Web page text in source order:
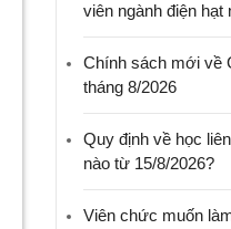
viên ngành điện hạt
Chính sách mới về
tháng 8/2026
Quy định về học
nào từ 15/8/2026?
Viên chức muốn